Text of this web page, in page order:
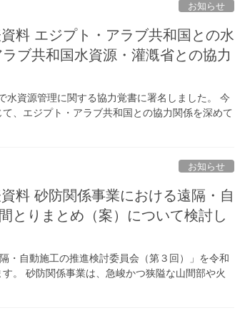
お知らせ
料 エジプト・アラブ共和国との水
ブ共和国水資源・灌漑省との協力
水資源管理に関する協力覚書に署名しました。 今
、エジプト・アラブ共和国との協力関係を深めて
お知らせ
料 砂防関係事業における遠隔・自
とりまとめ（案）について検討し
・自動施工の推進検討委員会（第３回）」を令和
。 砂防関係事業は、急峻かつ狭隘な山間部や火